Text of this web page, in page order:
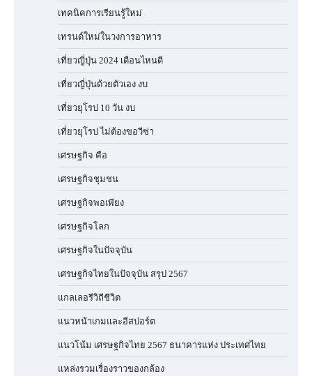
เทคนิคการเรียนรู้ใหม่
เทรนด์ใหม่ในวงการอาหาร
เที่ยวญี่ปุ่น 2024 เดือนไหนดี
เที่ยวญี่ปุ่นด้วยตัวเอง งบ
เที่ยวยุโรป 10 วัน งบ
เที่ยวยุโรป ไม่ต้องขอวีซ่า
เศรษฐกิจ คือ
เศรษฐกิจชุมชน
เศรษฐกิจพอเพียง
เศรษฐกิจโลก
เศรษฐกิจในปัจจุบัน
เศรษฐกิจไทยในปัจจุบัน สรุป 2567
แกลเลอรีวิถีชีวิต
แนวหน้าเกมและอีสปอร์ต
แนวโน้ม เศรษฐกิจไทย 2567 ธนาคารแห่ง ประเทศไทย
แหล่งรวมเรื่องราวของกล้อง